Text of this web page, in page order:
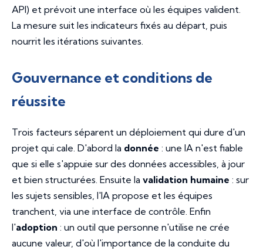
API) et prévoit une interface où les équipes valident.
La mesure suit les indicateurs fixés au départ, puis
nourrit les itérations suivantes.
Gouvernance et conditions de
réussite
Trois facteurs séparent un déploiement qui dure d'un
projet qui cale. D'abord la donnée : une IA n'est fiable
que si elle s'appuie sur des données accessibles, à jour
et bien structurées. Ensuite la validation humaine : sur
les sujets sensibles, l'IA propose et les équipes
tranchent, via une interface de contrôle. Enfin
l'adoption : un outil que personne n'utilise ne crée
aucune valeur, d'où l'importance de la conduite du